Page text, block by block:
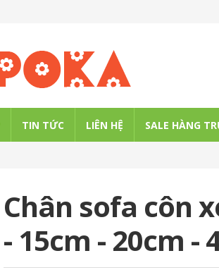
TIN TỨC LIÊN HỆ SALE HÀNG
Chân sofa côn
- 15cm - 20cm -